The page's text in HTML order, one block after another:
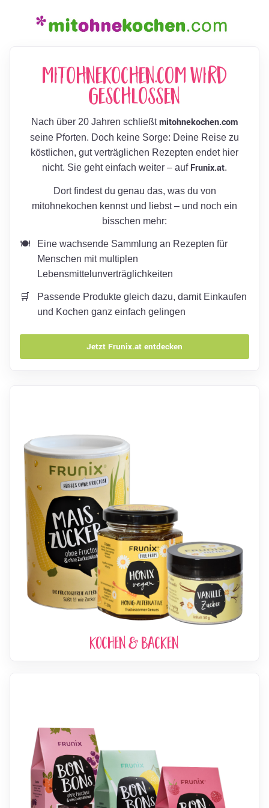
mitohnekochen.com wird
geschlossen
Nach über 20 Jahren schließtmitohnekochen.com
seine Pforten. Doch keine Sorge: Deine Reise zu
köstlichen, gut verträglichen Rezepten endet hier
nicht. Sie geht einfach weiter – auf Frunix.at.
Dort findest du genau das, was du von
mitohnekochen kennst und liebst – und noch ein
bisschen mehr:
Eine wachsende Sammlung an Rezepten für
Menschen mit multiplen
Lebensmittelunverträglichkeiten
Passende Produkte gleich dazu, damit Einkaufen
und Kochen ganz einfach gelingen
Jetzt Frunix.at entdecken
Kochen & Backen